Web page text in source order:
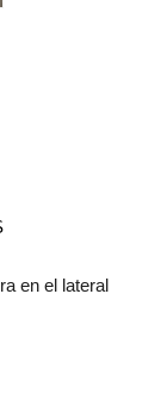
en el lateral